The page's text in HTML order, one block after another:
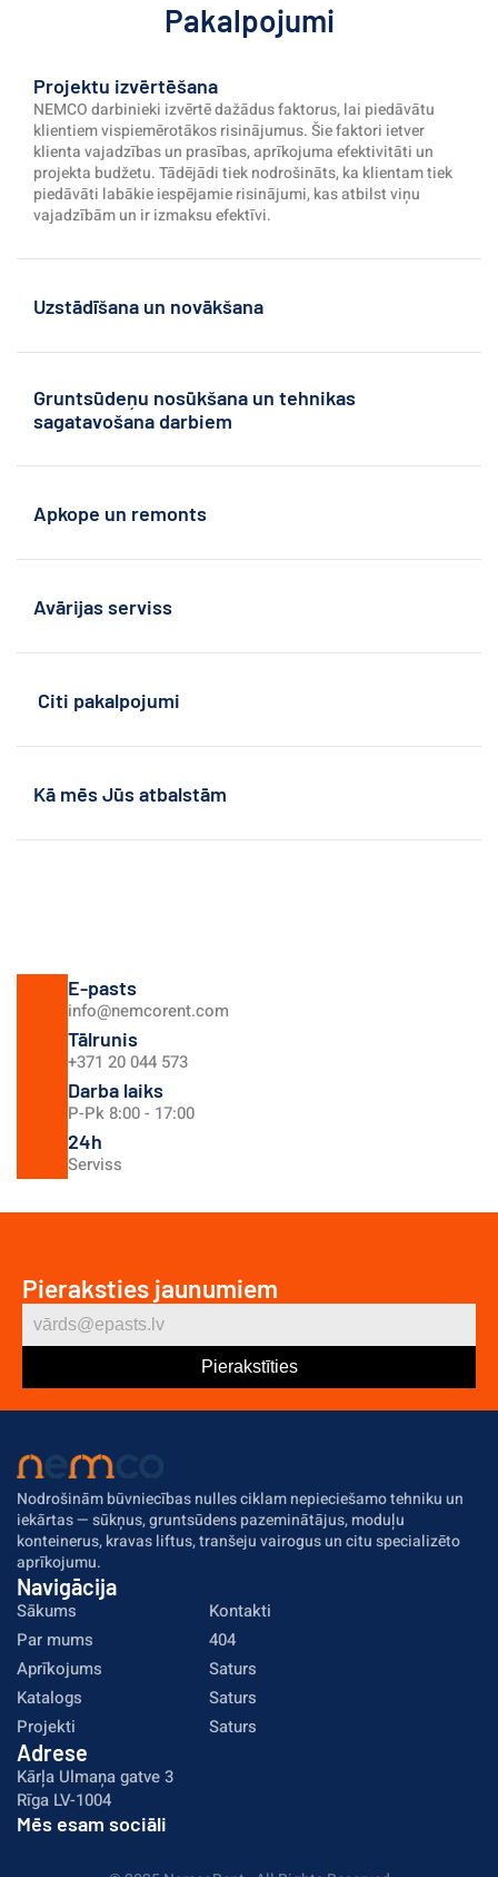
Pakalpojumi
Projektu izvērtēšana
NEMCO darbinieki izvērtē dažādus faktorus, lai piedāvātu
klientiem vispiemērotākos risinājumus. Šie faktori ietver
klienta vajadzības un prasības, aprīkojuma efektivitāti un
projekta budžetu. Tādējādi tiek nodrošināts, ka klientam tiek
piedāvāti labākie iespējamie risinājumi, kas atbilst viņu
vajadzībām un ir izmaksu efektīvi.
Uzstādīšana un novākšana
Gruntsūdeņu nosūkšana un tehnikas
sagatavošana darbiem
Apkope un remonts
Avārijas serviss
Citi pakalpojumi
Kā mēs Jūs atbalstām
E-pasts
info@nemcorent.com
Tālrunis
+371 20 044 573
Darba laiks
P-Pk 8:00 - 17:00
24h
Serviss
Pieraksties jaunumiem
Nodrošinām būvniecības nulles ciklam nepieciešamo tehniku un
iekārtas — sūkņus, gruntsūdens pazeminātājus, moduļu
konteinerus, kravas liftus, tranšeju vairogus un citu specializēto
aprīkojumu.
Adrese
Kārļa Ulmaņa gatve 3
Rīga LV-1004
Mēs esam sociāli
Navigācija
Sākums
Kontakti
Par mums
404
Aprīkojums
Saturs
Katalogs
Saturs
Projekti
Saturs